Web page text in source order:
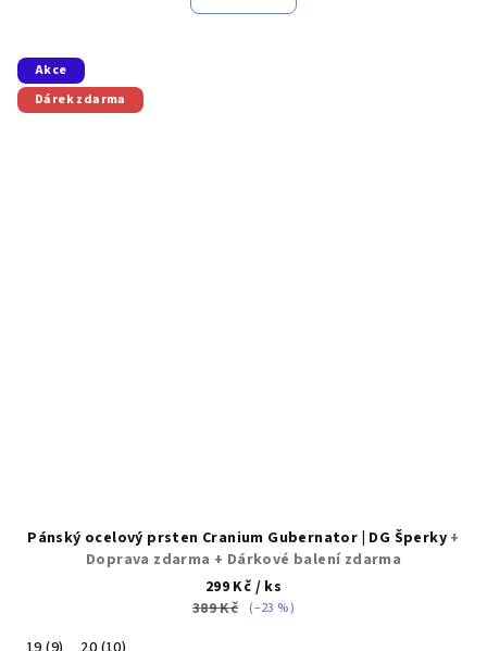
Akce
Dárek zdarma
Pánský ocelový prsten Cranium Gubernator | DG Šperky +
Doprava zdarma + Dárkové balení zdarma
299 Kč / ks
389 Kč (–23 %)